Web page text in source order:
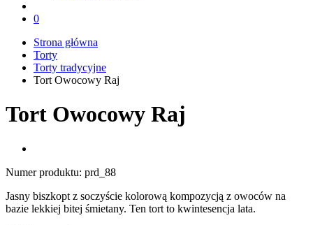
0
Strona główna
Torty
Torty tradycyjne
Tort Owocowy Raj
Tort Owocowy Raj
Numer produktu: prd_88
Jasny biszkopt z soczyście kolorową kompozycją z owoców na
bazie lekkiej bitej śmietany. Ten tort to kwintesencja lata.